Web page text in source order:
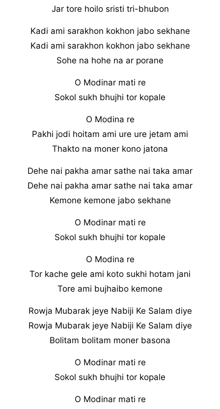
Jar tore hoilo sristi tri-bhubon
Kadi ami sarakhon kokhon jabo sekhane
Kadi ami sarakhon kokhon jabo sekhane
Sohe na hohe na ar porane
O Modinar mati re
Sokol sukh bhujhi tor kopale
O Modina re
Pakhi jodi hoitam ami ure ure jetam ami
Thakto na moner kono jatona
Dehe nai pakha amar sathe nai taka amar
Dehe nai pakha amar sathe nai taka amar
Kemone kemone jabo sekhane
O Modinar mati re
Sokol sukh bhujhi tor kopale
O Modina re
Tor kache gele ami koto sukhi hotam jani
Tore ami bujhaibo kemone
Rowja Mubarak jeye Nabiji Ke Salam diye
Rowja Mubarak jeye Nabiji Ke Salam diye
Bolitam bolitam moner basona
O Modinar mati re
Sokol sukh bhujhi tor kopale
O Modinar mati re